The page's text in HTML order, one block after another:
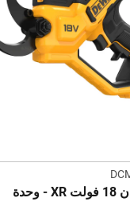
قاطع الأغصان 18 فولت XR - وحدة